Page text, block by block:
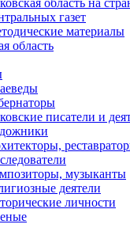
газет
материалы
область
писатели и
музыканты
деятели
личности